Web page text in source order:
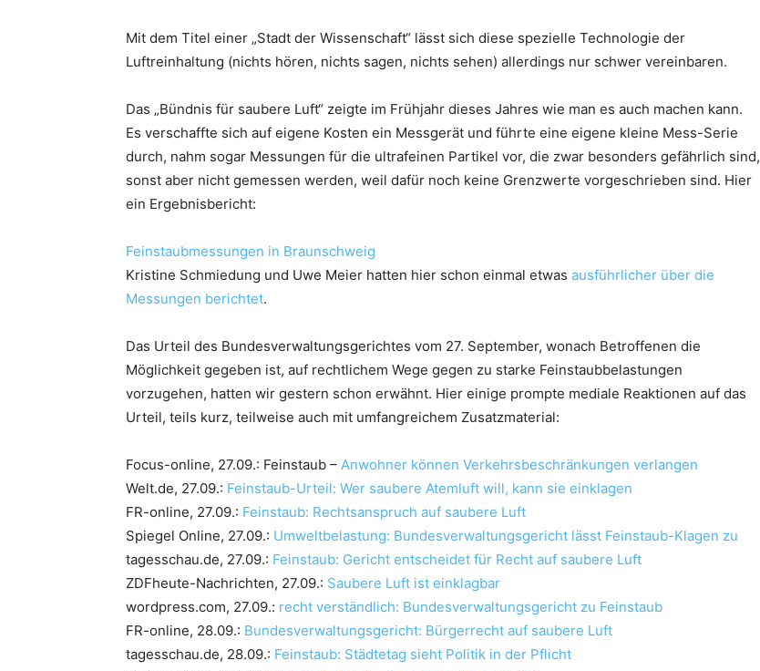
Mit dem Titel einer „Stadt der Wissenschaft“ lässt sich diese spezielle Technologie der
Luftreinhaltung (nichts hören, nichts sagen, nichts sehen) allerdings nur schwer vereinbaren.
Das „Bündnis für saubere Luft“ zeigte im Frühjahr dieses Jahres wie man es auch machen kann.
Es verschaffte sich auf eigene Kosten ein Messgerät und führte eine eigene kleine Mess-Serie
durch, nahm sogar Messungen für die ultrafeinen Partikel vor, die zwar besonders gefährlich sind,
sonst aber nicht gemessen werden, weil dafür noch keine Grenzwerte vorgeschrieben sind. Hier
ein Ergebnisbericht:
Feinstaubmessungen in Braunschweig
Kristine Schmiedung und Uwe Meier hatten hier schon einmal etwas ausführlicher über die
Messungen berichtet.
Das Urteil des Bundesverwaltungsgerichtes vom 27. September, wonach Betroffenen die
Möglichkeit gegeben ist, auf rechtlichem Wege gegen zu starke Feinstaubbelastungen
vorzugehen, hatten wir gestern schon erwähnt. Hier einige prompte mediale Reaktionen auf das
Urteil, teils kurz, teilweise auch mit umfangreichem Zusatzmaterial:
Focus-online, 27.09.: Feinstaub – Anwohner können Verkehrsbeschränkungen verlangen
Welt.de, 27.09.: Feinstaub-Urteil: Wer saubere Atemluft will, kann sie einklagen
FR-online, 27.09.: Feinstaub: Rechtsanspruch auf saubere Luft
Spiegel Online, 27.09.: Umweltbelastung: Bundesverwaltungsgericht lässt Feinstaub-Klagen zu
tagesschau.de, 27.09.: Feinstaub: Gericht entscheidet für Recht auf saubere Luft
ZDFheute-Nachrichten, 27.09.: Saubere Luft ist einklagbar
wordpress.com, 27.09.: recht verständlich: Bundesverwaltungsgericht zu Feinstaub
FR-online, 28.09.: Bundesverwaltungsgericht: Bürgerrecht auf saubere Luft
tagesschau.de, 28.09.: Feinstaub: Städtetag sieht Politik in der Pflicht